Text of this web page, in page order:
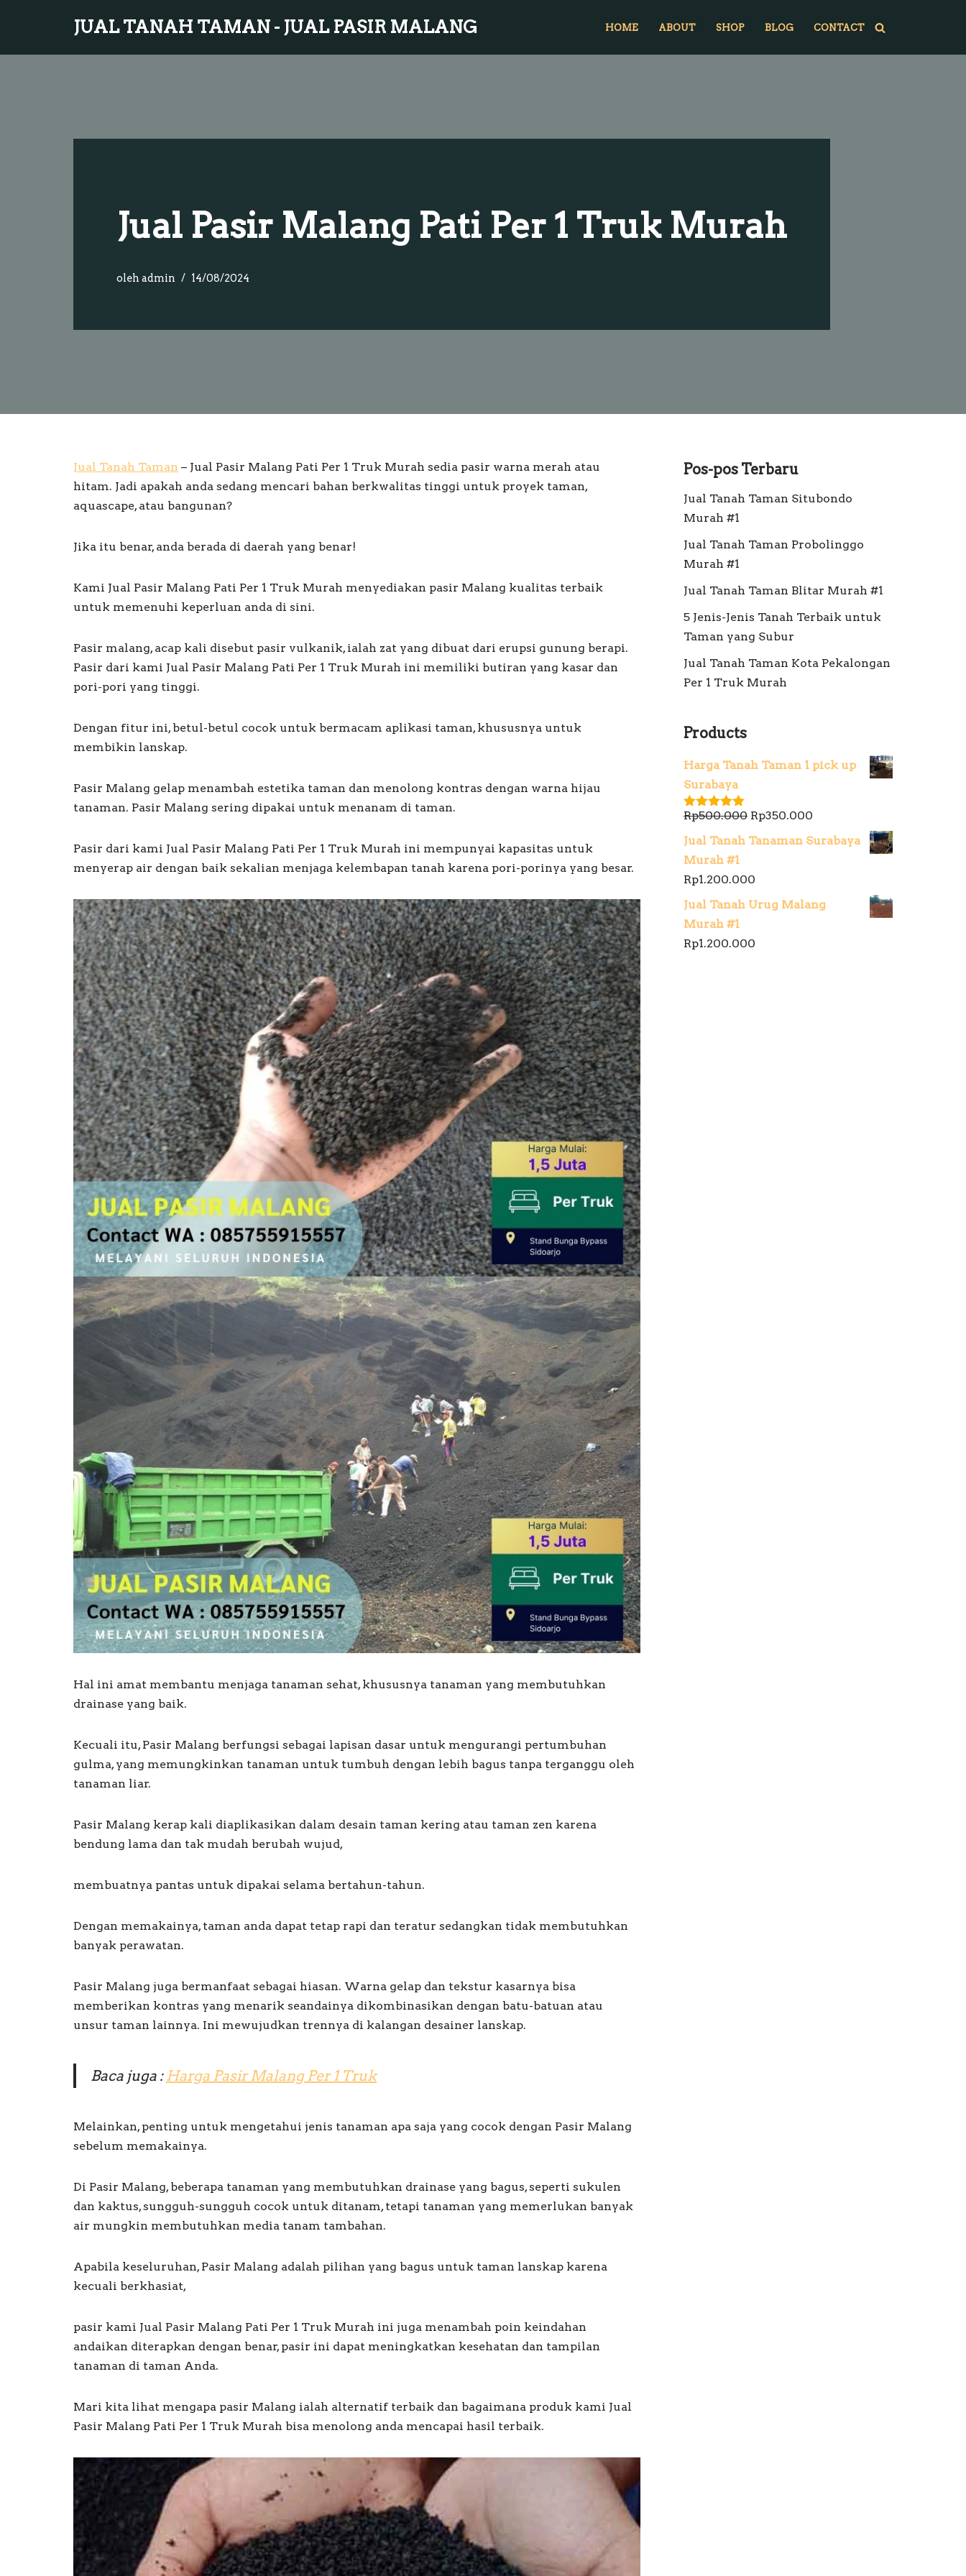
ke
JUAL TANAH TAMAN - JUAL PASIR MALANG HOME ABOUT SHOP BLOG CONTACT
Jual Pasir Malang Pati Per 1 Truk Murah
oleh admin 14/08/2024
Jual Tanah Taman – Jual Pasir Malang Pati Per 1 Truk Murah sedia pasir warna merah atau
hitam. Jadi apakah anda sedang mencari bahan berkwalitas tinggi untuk proyek taman,
aquascape, atau bangunan?
Jika itu benar, anda berada di daerah yang benar!
Kami Jual Pasir Malang Pati Per 1 Truk Murah menyediakan pasir Malang kualitas terbaik
untuk memenuhi keperluan anda di sini.
Pasir malang, acap kali disebut pasir vulkanik, ialah zat yang dibuat dari erupsi gunung berapi.
Pasir dari kami Jual Pasir Malang Pati Per 1 Truk Murah ini memiliki butiran yang kasar dan
pori-pori yang tinggi.
Dengan fitur ini, betul-betul cocok untuk bermacam aplikasi taman, khususnya untuk
membikin lanskap.
Pasir Malang gelap menambah estetika taman dan menolong kontras dengan warna hijau
tanaman. Pasir Malang sering dipakai untuk menanam di taman.
Pasir dari kami Jual Pasir Malang Pati Per 1 Truk Murah ini mempunyai kapasitas untuk
menyerap air dengan baik sekalian menjaga kelembapan tanah karena pori-porinya yang besar.
Hal ini amat membantu menjaga tanaman sehat, khususnya tanaman yang membutuhkan
drainase yang baik.
Kecuali itu, Pasir Malang berfungsi sebagai lapisan dasar untuk mengurangi pertumbuhan
gulma, yang memungkinkan tanaman untuk tumbuh dengan lebih bagus tanpa terganggu oleh
tanaman liar.
Pasir Malang kerap kali diaplikasikan dalam desain taman kering atau taman zen karena
bendung lama dan tak mudah berubah wujud,
membuatnya pantas untuk dipakai selama bertahun-tahun.
Dengan memakainya, taman anda dapat tetap rapi dan teratur sedangkan tidak membutuhkan
banyak perawatan.
Pasir Malang juga bermanfaat sebagai hiasan. Warna gelap dan tekstur kasarnya bisa
memberikan kontras yang menarik seandainya dikombinasikan dengan batu-batuan atau
unsur taman lainnya. Ini mewujudkan trennya di kalangan desainer lanskap.
Baca juga :Harga Pasir Malang Per 1 Truk
Melainkan, penting untuk mengetahui jenis tanaman apa saja yang cocok dengan Pasir Malang
sebelum memakainya.
Di Pasir Malang, beberapa tanaman yang membutuhkan drainase yang bagus, seperti sukulen
dan kaktus, sungguh-sungguh cocok untuk ditanam, tetapi tanaman yang memerlukan banyak
air mungkin membutuhkan media tanam tambahan.
Apabila keseluruhan, Pasir Malang adalah pilihan yang bagus untuk taman lanskap karena
kecuali berkhasiat,
pasir kami Jual Pasir Malang Pati Per 1 Truk Murah ini juga menambah poin keindahan
andaikan diterapkan dengan benar, pasir ini dapat meningkatkan kesehatan dan tampilan
tanaman di taman Anda.
Mari kita lihat mengapa pasir Malang ialah alternatif terbaik dan bagaimana produk kami Jual
Pasir Malang Pati Per 1 Truk Murah bisa menolong anda mencapai hasil terbaik.
Pos-pos Terbaru
Jual Tanah Taman Situbondo
Murah #1
Jual Tanah Taman Probolinggo
Murah #1
Jual Tanah Taman Blitar Murah #1
5 Jenis-Jenis Tanah Terbaik untuk
Taman yang Subur
Jual Tanah Taman Kota Pekalongan
Per 1 Truk Murah
Products
Harga Tanah Taman 1 pick up
Surabaya
Dinilai5.00
Rp500.000 Rp350.000
Jual Tanah Tanaman Surabaya
Murah #1
Rp1.200.000
Jual Tanah Urug Malang
Murah #1
Rp1.200.000